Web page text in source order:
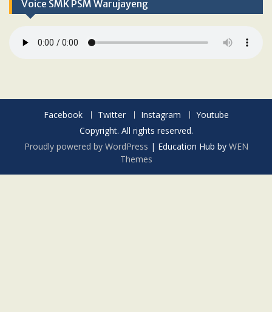
Voice SMK PSM Warujayeng
Facebook Twitter Instagram
Youtube
Copyright. All rights reserved.
Proudly powered by WordPress | Education Hub by WEN
Themes